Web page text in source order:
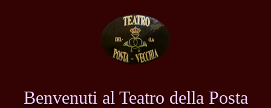
Benvenuti al Teatro della Posta